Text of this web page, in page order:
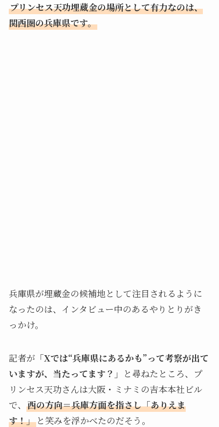
プリンセス天功埋蔵金の場所として有力なのは、
関西圏の兵庫県です。
兵庫県が埋蔵金の候補地として注目されるように
なったのは、インタビュー中のあるやりとりがき
っかけ。
記者が「Xでは“兵庫県にあるかも”って考察が出て
いますが、当たってます？」
と尋ねたところ、プ
リンセス天功さんは大阪・ミナミの吉本本社ビル
で、 西の方向＝兵庫方面を指さし「ありえま
す！」と笑みを浮かべたのだそう。